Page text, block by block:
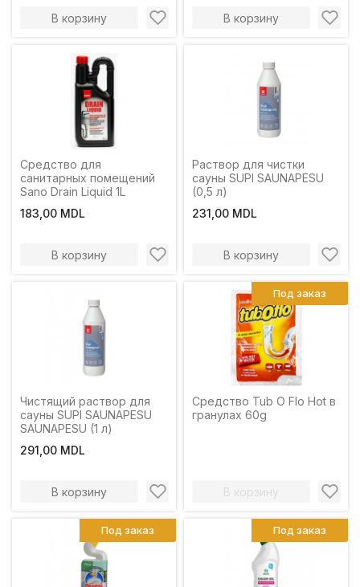
В корзину В корзину
Средство для
санитарных помещений
Sano Drain Liquid 1L
183,00 MDL
В корзину
Раствор для чистки
сауны SUPI SAUNAPESU
(0,5 л)
231,00 MDL
В корзину
Чистящий раствор для
сауны SUPI SAUNAPESU
SAUNAPESU (1 л)
291,00 MDL
В корзину
Средство Tub O Flo Hot в
гранулах 60g
В корзину
Под заказ
Под заказ Под заказ